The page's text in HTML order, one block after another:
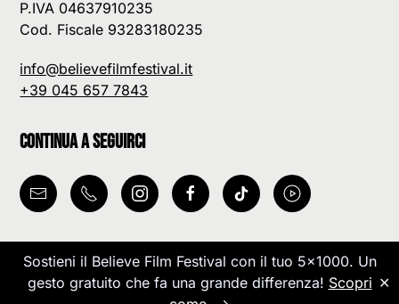
Sostieni il Believe Film Festival con il tuo 5x1000. Un
gesto gratuito che fa una grande differenza! Scopri ✕
P.IVA 04637910235
Cod. Fiscale 93283180235
info@believefilmfestival.it
+39 045 657 7843
Continua a seguirci
Le tue preferenze relative alla privacy